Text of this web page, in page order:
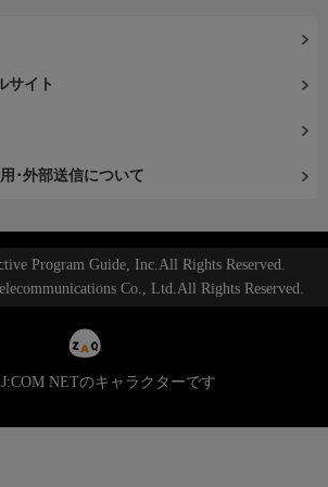
サイト
･外部送信について
Program Guide, Inc.All Rights Reserved.
Co., Ltd.All Rights Reserved.
NETのキャラクターです